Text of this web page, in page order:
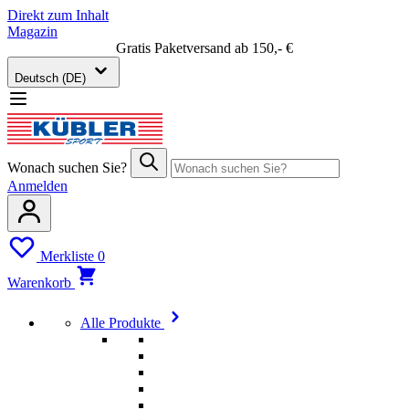
Direkt zum Inhalt
Magazin
Gratis Paketversand ab 150,- €
Deutsch (DE)
Wonach suchen Sie?
Anmelden
Merkliste 0
Warenkorb
Alle Produkte